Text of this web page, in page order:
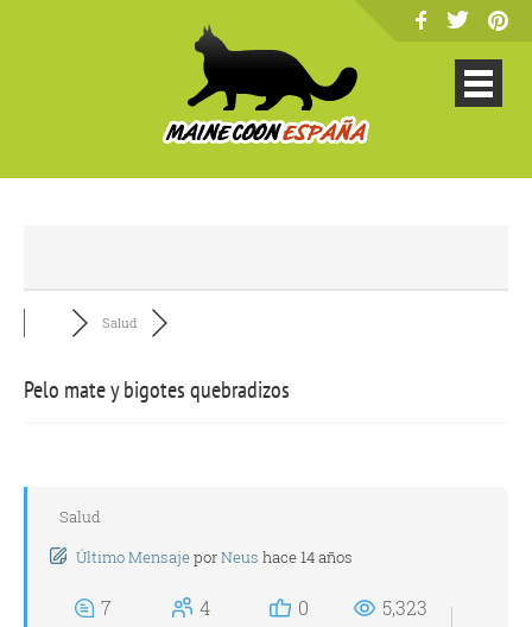
Salud
Pelo mate y bigotes quebradizos
Salud
Último MensajeporNeus hace 14 años
7 4 0 5,323